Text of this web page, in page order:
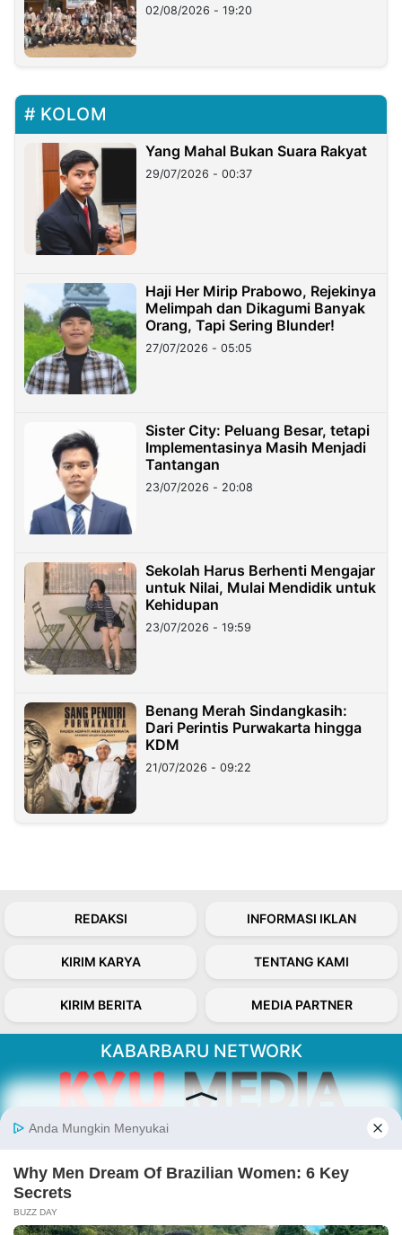
02/08/2026 - 19:20
KOLOM
Yang Mahal Bukan Suara Rakyat
29/07/2026 - 00:37
Haji Her Mirip Prabowo, Rejekinya
Melimpah dan Dikagumi Banyak
Orang, Tapi Sering Blunder!
27/07/2026 - 05:05
Sister City: Peluang Besar, tetapi
Implementasinya Masih Menjadi
Tantangan
23/07/2026 - 20:08
Sekolah Harus Berhenti Mengajar
untuk Nilai, Mulai Mendidik untuk
Kehidupan
23/07/2026 - 19:59
Benang Merah Sindangkasih:
Dari Perintis Purwakarta hingga
KDM
21/07/2026 - 09:22
REDAKSI INFORMASI IKLAN
KIRIM KARYA TENTANG KAMI
KIRIM BERITA MEDIA PARTNER
KABARBARU NETWORK